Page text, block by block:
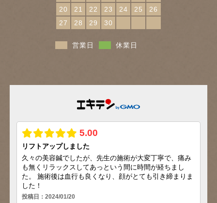
20
21 22 23 24 25
26
27
28 29 30
営業日 休業日